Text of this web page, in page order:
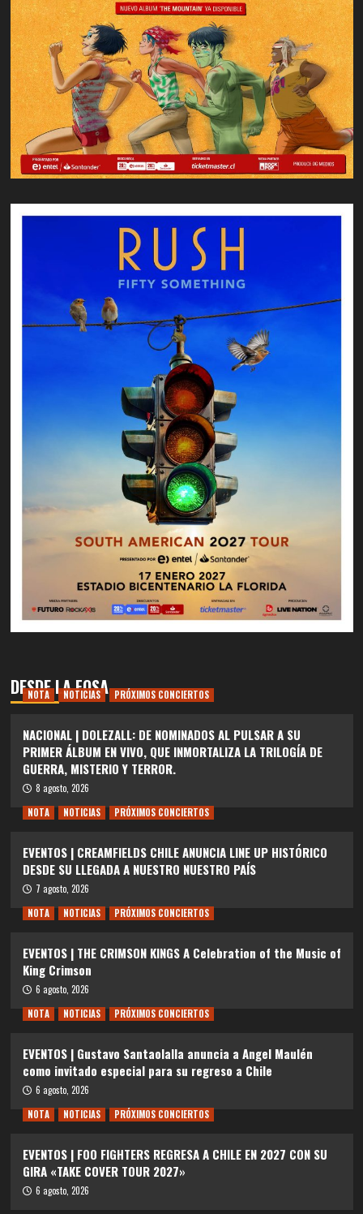
DESDE LA FOSA
NOTA NOTICIAS PRÓXIMOS CONCIERTOS
NACIONAL | DOLEZALL: DE NOMINADOS AL PULSAR A SU
PRIMER ÁLBUM EN VIVO, QUE INMORTALIZA LA TRILOGÍA DE
GUERRA, MISTERIO Y TERROR.
8 agosto, 2026
NOTA
NOTICIAS PRÓXIMOS CONCIERTOS
EVENTOS | CREAMFIELDS CHILE ANUNCIA LINE UP HISTÓRICO
DESDE SU LLEGADA A NUESTRO NUESTRO PAÍS
7 agosto, 2026
NOTA
NOTICIAS PRÓXIMOS CONCIERTOS
EVENTOS | THE CRIMSON KINGS A Celebration of the Music of
King Crimson
6 agosto, 2026
NOTA
NOTICIAS PRÓXIMOS CONCIERTOS
EVENTOS | Gustavo Santaolalla anuncia a Angel Maulén
como invitado especial para su regreso a Chile
6 agosto, 2026
NOTA
NOTICIAS PRÓXIMOS CONCIERTOS
EVENTOS | FOO FIGHTERS REGRESA A CHILE EN 2027 CON SU
GIRA «TAKE COVER TOUR 2027»
6 agosto, 2026